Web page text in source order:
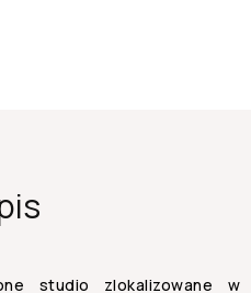
studio zlokalizowane w